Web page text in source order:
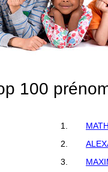
100
1.
2.
3.